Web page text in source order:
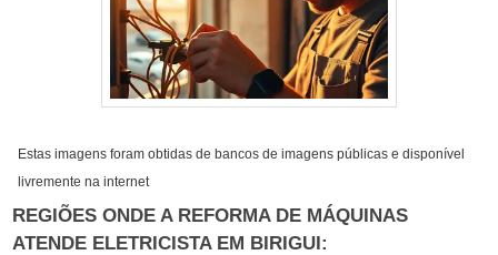
Estas imagens foram obtidas de bancos de imagens públicas e disponível
livremente na internet
REGIÕES ONDE A REFORMA DE MÁQUINAS
ATENDE ELETRICISTA EM BIRIGUI: